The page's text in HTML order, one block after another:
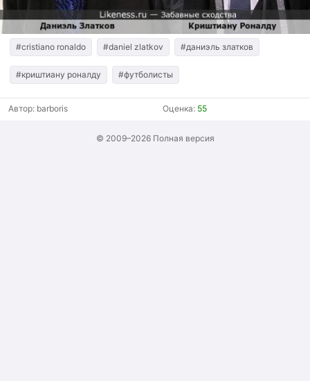
Для публикации необходима авторизация
Поиск
#cristiano ronaldo #daniel zlatkov #даниэль златков
#криштиану роналду #футболисты
Автор: barboris Оценка: 55
© 2009–2026 Полная версия